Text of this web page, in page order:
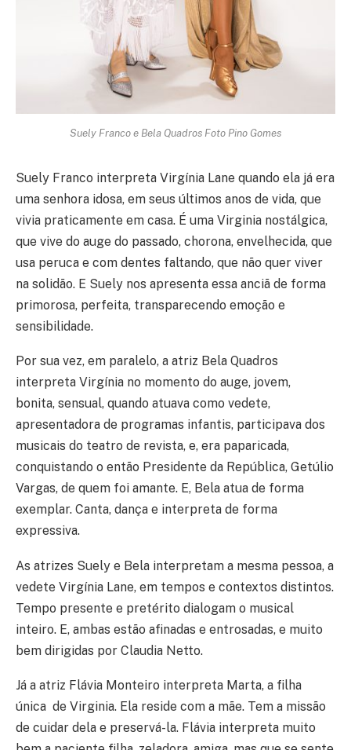
Suely Franco e Bela Quadros Foto Pino Gomes
Suely Franco interpreta Virgínia Lane quando ela já era
uma senhora idosa, em seus últimos anos de vida, que
vivia praticamente em casa. É uma Virginia nostálgica,
que vive do auge do passado, chorona, envelhecida, que
usa peruca e com dentes faltando, que não quer viver
na solidão. E Suely nos apresenta essa anciã de forma
primorosa, perfeita, transparecendo emoção e
sensibilidade.
Por sua vez, em paralelo, a atriz Bela Quadros
interpreta Virgínia no momento do auge, jovem,
bonita, sensual, quando atuava como vedete,
apresentadora de programas infantis, participava dos
musicais do teatro de revista, e, era paparicada,
conquistando o então Presidente da República, Getúlio
Vargas, de quem foi amante. E, Bela atua de forma
exemplar. Canta, dança e interpreta de forma
expressiva.
As atrizes Suely e Bela interpretam a mesma pessoa, a
vedete Virgínia Lane, em tempos e contextos distintos.
Tempo presente e pretérito dialogam o musical
inteiro. E, ambas estão afinadas e entrosadas, e muito
bem dirigidas por Claudia Netto.
Já a atriz Flávia Monteiro interpreta Marta, a filha
única de Virginia. Ela reside com a mãe. Tem a missão
de cuidar dela e preservá-la. Flávia interpreta muito